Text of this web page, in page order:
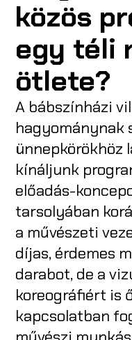
közös
egy téli
ötlete?
A bábszínházi
hagyománynak
ünnepkörökhöz
kínáljunk
előadás-
tarsolyában
a művészeti
díjas, érdemes
darabot, de a
koreográfiért is
kapcsolatban